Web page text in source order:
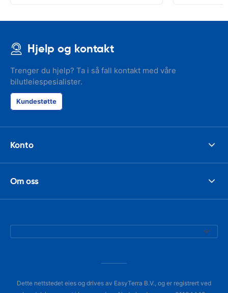
Hjelp og kontakt
Trenger du hjelp? Ta i så fall kontakt med våre
bilutleiespesialister.
Kundestøtte
Konto
Om oss
Dette nettstedet eies og drives av EasyTerra B.V., og er registrert ved